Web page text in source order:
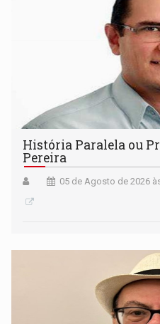
História Paralela ou
Pereira
05 de Agosto de 2026